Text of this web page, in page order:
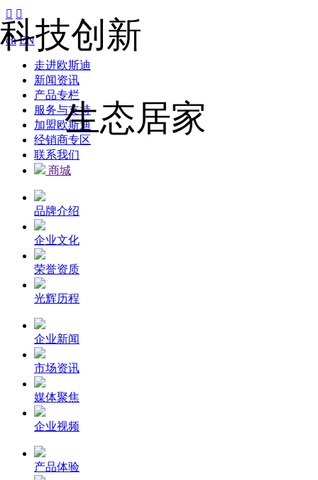
 
cn EN
走进欧斯迪
新闻资讯
产品专栏
服务与支持
加盟欧斯迪
经销商专区
联系我们
商城
品牌介绍
企业文化
荣誉资质
光辉历程
企业新闻
市场资讯
媒体聚焦
企业视频
产品体验
科技创新
生态居家